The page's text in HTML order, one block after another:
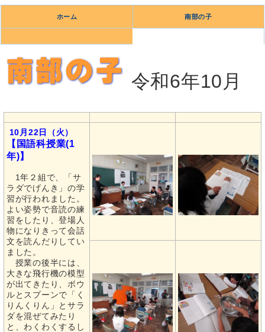
ホーム 南部の子
令和6年10月
10月22日（火）
【国語科授業(1
年)】
1年２組で、「サ
ラダでげんき」の学
習が行われました。
よい姿勢で音読の練
習をしたり、登場人
物になりきって会話
文を読んだりしてい
ました。
授業の後半には、
大きな飛行機の模型
が出てきたり、ボウ
ルとスプーンで「く
りんくりん」とサラ
ダを混ぜてみたり
と、わくわくするし